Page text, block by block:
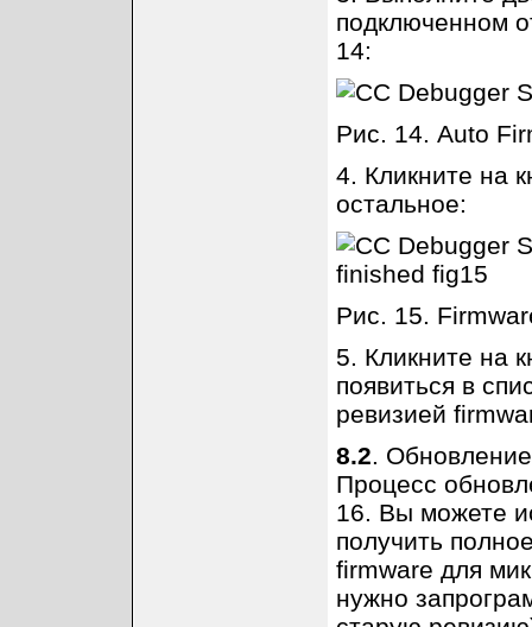
подключенном
14:
Рис. 14. Auto
4. Кликните на
остальное:
Рис. 15.
5. Кликните на
появиться в
ревизией
8.2.
Процесс
16. Вы можете
получить
firmware для
нужно